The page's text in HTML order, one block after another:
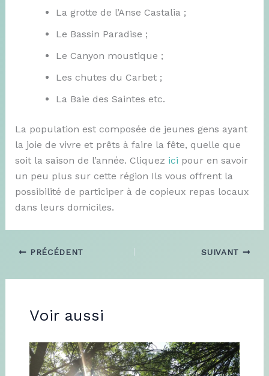
La grotte de l’Anse Castalia ;
Le Bassin Paradise ;
Le Canyon moustique ;
Les chutes du Carbet ;
La Baie des Saintes etc.
La population est composée de jeunes gens ayant
la joie de vivre et prêts à faire la fête, quelle que
soit la saison de l’année. Cliquez ici pour en savoir
un peu plus sur cette région Ils vous offrent la
possibilité de participer à de copieux repas locaux
dans leurs domiciles.
PRÉCÉDENT SUIVANT
Voir aussi